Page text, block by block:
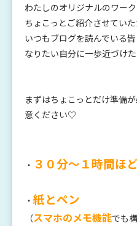
わたしのオリジナルのワーク
ちょこっとご紹介させていた
いつもブログを読んでいる
なりたい自分に一歩近づけ
まずはちょこっとだけ準備
意ください♡
・ ３０分～１時間ほ
・ 紙とペン
（スマホのメモ機能でも